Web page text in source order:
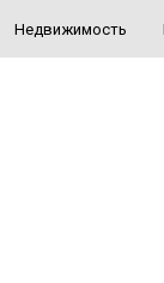
Недвижимость